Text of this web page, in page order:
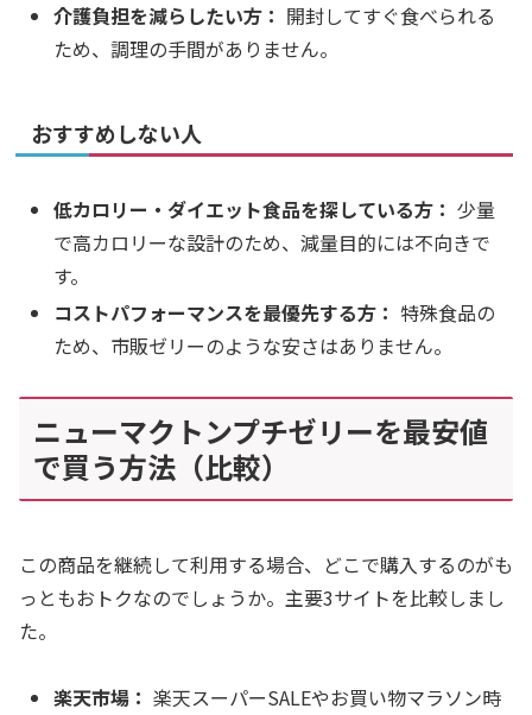
介護負担を減らしたい方： 開封してすぐ食べられる
ため、調理の手間がありません。
おすすめしない人
低カロリー・ダイエット食品を探している方： 少量
で高カロリーな設計のため、減量目的には不向きで
す。
コストパフォーマンスを最優先する方： 特殊食品の
ため、市販ゼリーのような安さはありません。
ニューマクトンプチゼリーを最安値
で買う方法（比較）
この商品を継続して利用する場合、どこで購入するのがも
っともおトクなのでしょうか。主要3サイトを比較しまし
た。
楽天市場： 楽天スーパーSALEやお買い物マラソン時